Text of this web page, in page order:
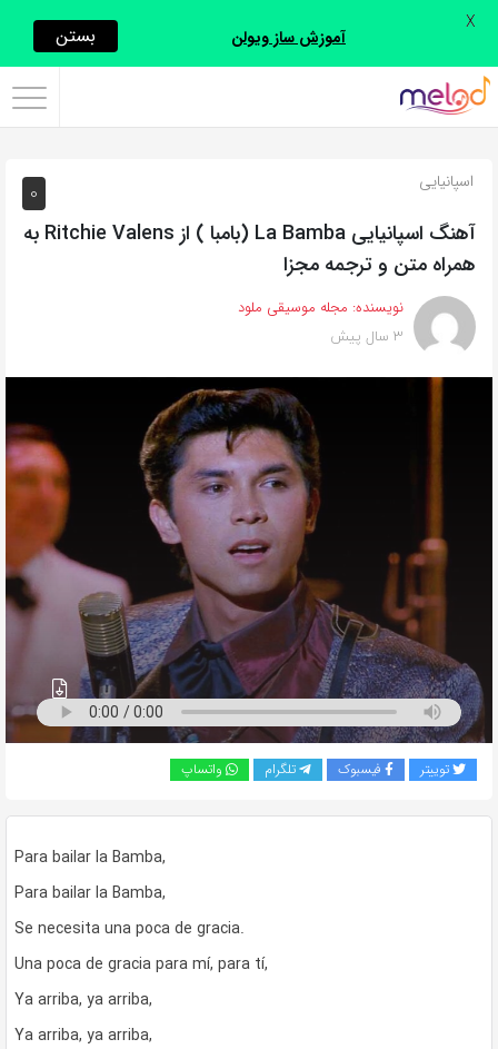
اشتراک
با
روش‌های
زیر
این
صفحه
را
اشتراک
بگذارید.
کپی
لینک
0 اسپانیایی
آهنگ اسپانیایی La Bamba (بامبا ) از Ritchie Valens به
همراه متن و ترجمه مجزا
نویسنده: مجله موسیقی ملود
3 سال پیش
توییتر فیسبوک تلگرام واتساپ
Para bailar la Bamba,
Para bailar la Bamba,
Se necesita una poca de gracia.
Una poca de gracia para mí, para tí,
Ya arriba, ya arriba,
Ya arriba, ya arriba,
آموزش ساز ویولن بستن X